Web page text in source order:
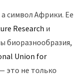
символ Африки. Ее
Research и
биоразнообразия,
Union for
это не только